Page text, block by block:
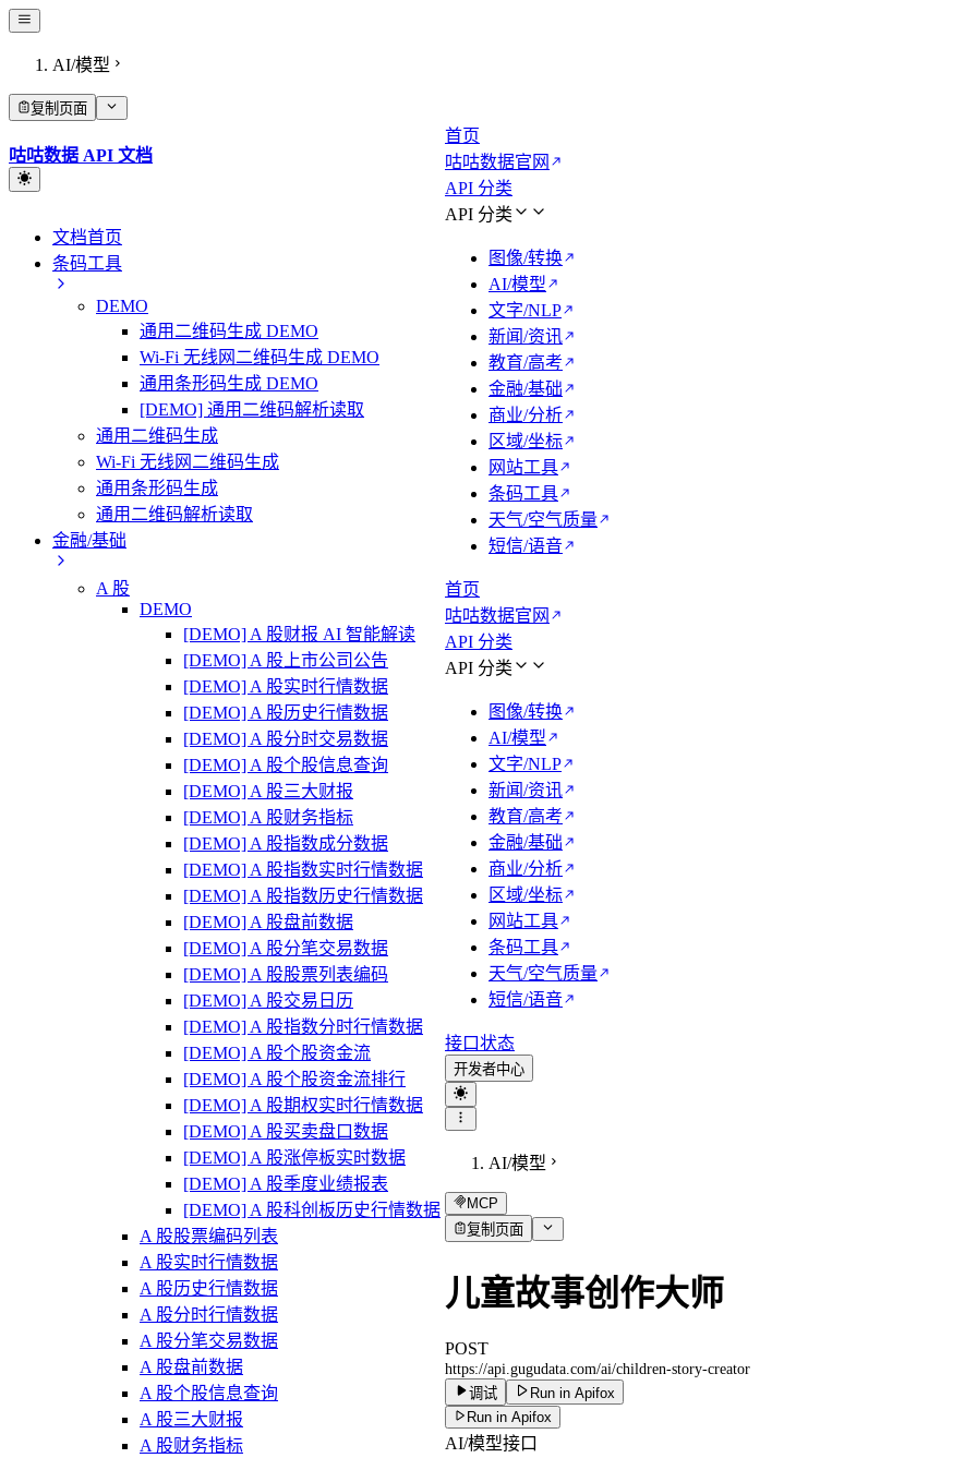
AI/模型
复制页面
咕咕数据 API 文档
文档首页
条码工具
DEMO
通用二维码生成 DEMO
Wi-Fi 无线网二维码生成 DEMO
通用条形码生成 DEMO
[DEMO] 通用二维码解析读取
通用二维码生成
Wi-Fi 无线网二维码生成
通用条形码生成
通用二维码解析读取
金融/基础
A 股
DEMO
[DEMO] A 股财报 AI 智能解读
[DEMO] A 股上市公司公告
[DEMO] A 股实时行情数据
[DEMO] A 股历史行情数据
[DEMO] A 股分时交易数据
[DEMO] A 股个股信息查询
[DEMO] A 股三大财报
[DEMO] A 股财务指标
[DEMO] A 股指数成分数据
[DEMO] A 股指数实时行情数据
[DEMO] A 股指数历史行情数据
[DEMO] A 股盘前数据
[DEMO] A 股分笔交易数据
[DEMO] A 股股票列表编码
[DEMO] A 股交易日历
[DEMO] A 股指数分时行情数据
[DEMO] A 股个股资金流
[DEMO] A 股个股资金流排行
[DEMO] A 股期权实时行情数据
[DEMO] A 股买卖盘口数据
[DEMO] A 股涨停板实时数据
[DEMO] A 股季度业绩报表
[DEMO] A 股科创板历史行情数据
A 股股票编码列表
A 股实时行情数据
A 股历史行情数据
A 股分时行情数据
A 股分笔交易数据
A 股盘前数据
A 股个股信息查询
A 股三大财报
A 股财务指标
首页
咕咕数据官网
API 分类
API 分类
图像/转换
AI/模型
文字/NLP
新闻/资讯
教育/高考
金融/基础
商业/分析
区域/坐标
网站工具
条码工具
天气/空气质量
短信/语音
首页
咕咕数据官网
API 分类
API 分类
图像/转换
AI/模型
文字/NLP
新闻/资讯
教育/高考
金融/基础
商业/分析
区域/坐标
网站工具
条码工具
天气/空气质量
短信/语音
接口状态
开发者中心
AI/模型
MCP
复制页面
儿童故事创作大师
POST
https://api.gugudata.com/ai/children-story-creator
调试
Run in Apifox
Run in Apifox
AI/模型接口